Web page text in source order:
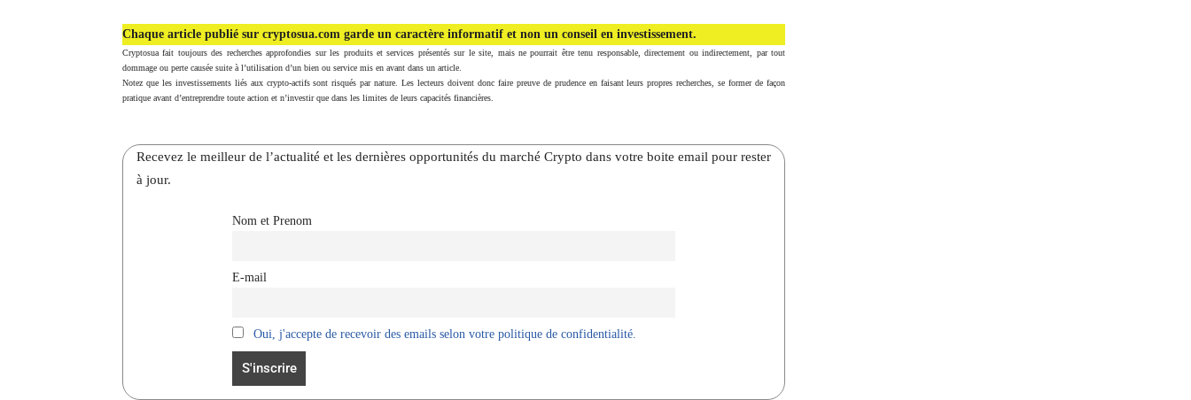
Chaque article publié sur cryptosua.com garde un caractère informatif et non un conseil en investissement.
Cryptosua fait toujours des recherches approfondies sur les produits et services présentés sur le site, mais ne pourrait être tenu responsable, directement ou indirectement, par tout
dommage ou perte causée suite à l’utilisation d’un bien ou service mis en avant dans un article.
Notez que les investissements liés aux crypto-actifs sont risqués par nature. Les lecteurs doivent donc faire preuve de prudence en faisant leurs propres recherches, se former de façon
pratique avant d’entreprendre toute action et n’investir que dans les limites de leurs capacités financières.
Recevez le meilleur de l’actualité et les dernières opportunités du marché Crypto dans votre boite email pour rester
à jour.
Nom et Prenom
E-mail
Oui, j'accepte de recevoir des emails selon votre politique de confidentialité.